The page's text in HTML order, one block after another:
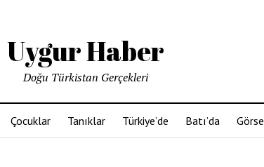
Uygur Haber
Doğu Türkistan Gerçekleri
Çocuklar Tanıklar Türkiye’de Batı’da